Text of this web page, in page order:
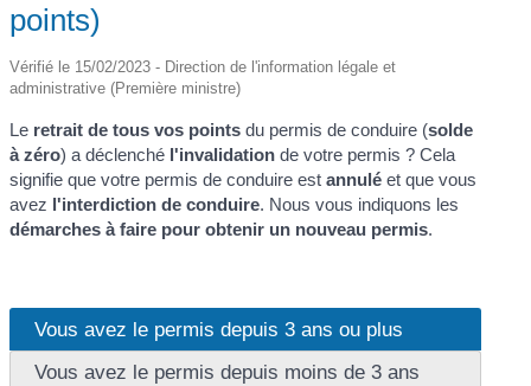
points)
Vérifié le 15/02/2023 - Direction de l'information légale et
administrative (Première ministre)
Le retrait de tous vos points du permis de conduire (solde
à zéro) a déclenché l'invalidation de votre permis ? Cela
signifie que votre permis de conduire estannulé et que vous
avez l'interdiction de conduire. Nous vous indiquons les
démarches à faire pour obtenir un nouveau permis.
Vous avez le permis depuis 3 ans ou plus
Vous avez le permis depuis moins de 3 ans